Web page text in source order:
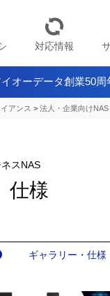
対応情報
オーデータ創業50周
アンス​ > 法人・企業向け
スNAS
仕様
ギャラリー・仕様